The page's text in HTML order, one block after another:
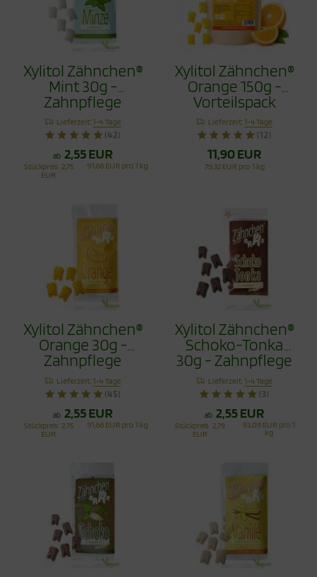
Xylitol Zähnchen®
Mint 30g -
Zahnpflege
Bonbons
Lieferzeit:1-4 Tage
(42)
ab 2,55 EUR
Stückpreis 2,75
EUR
91,66 EUR pro 1 kg
Xylitol Zähnchen®
Orange 150g -
Vorteilspack
Lieferzeit:1-4 Tage
(12)
11,90 EUR
79,32 EUR pro 1 kg
Xylitol Zähnchen®
Orange 30g -
Zahnpflege
Bonbons
Lieferzeit:1-4 Tage
(45)
ab 2,55 EUR
Stückpreis 2,75
EUR
91,66 EUR pro 1 kg
Xylitol Zähnchen®
Schoko-Tonka
30g - Zahnpflege
Bonbons
Lieferzeit:1-4 Tage
(3)
ab 2,55 EUR
Stückpreis 2,79
EUR
93,09 EUR pro 1
kg